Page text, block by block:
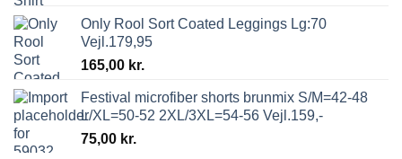
Only Rool Sort Coated Leggings Lg:70
Vejl.179,95
165,00 kr.
Festival microfiber shorts brunmix S/M=42-48
L/XL=50-52 2XL/3XL=54-56 Vejl.159,-
75,00 kr.